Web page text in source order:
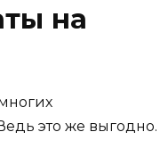
на
это же выгодно.